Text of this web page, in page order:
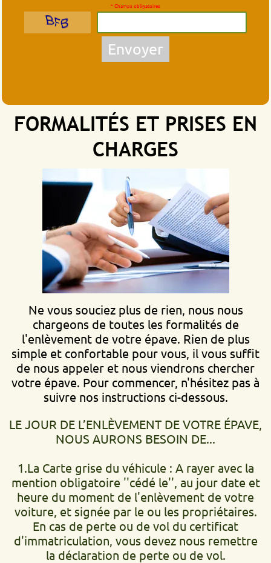
* Champs obligatoires
Envoyer
FORMALITÉS ET PRISES EN
CHARGES
Ne vous souciez plus de rien, nous nous
chargeons de toutes les formalités de
l'enlèvement de votre épave. Rien de plus
simple et confortable pour vous, il vous suffit
de nous appeler et nous viendrons chercher
votre épave. Pour commencer, n'hésitez pas à
suivre nos instructions ci-dessous.
LE JOUR DE L’ENLÈVEMENT DE VOTRE ÉPAVE,
NOUS AURONS BESOIN DE...
1.La Carte grise du véhicule : A rayer avec la
mention obligatoire ''cédé le'', au jour date et
heure du moment de l'enlèvement de votre
voiture, et signée par le ou les propriétaires.
En cas de perte ou de vol du certificat
d'immatriculation, vous devez nous remettre
la déclaration de perte ou de vol.